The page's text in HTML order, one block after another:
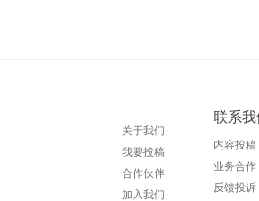
关于我们
我要投稿
合作伙伴
加入我们
联系我
内容投
业务合
反馈投